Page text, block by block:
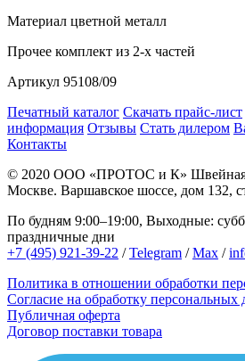
Материал цветной металл
Прочее комплект из 2-х частей
Артикул 95108/09
Печатный каталог Скачать прайс-лист
информация Отзывы Стать дилером
Контакты
© 2020 ООО «ПРОТОС и К» Швейная
Москве. Варшавское шоссе, дом 132,
По будням 9:00–19:00, Выходные:
праздничные дни
+7 (495) 921-39-22 /Telegram /Max /
Политика в отношении обработки
Согласие на обработку персональных
Публичная оферта
Договор поставки товара